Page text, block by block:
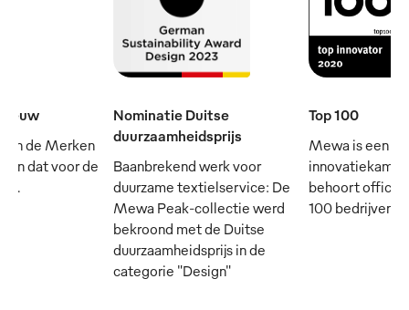
eeuw
de Merken
en dat voor de
rij.
Nominatie Duitse
duurzaamheidsprijs
Baanbrekend werk voor
duurzame textielservice: De
Mewa Peak-collectie werd
bekroond met de Duitse
duurzaamheidsprijs in de
categorie "Design"
Top 100
Mewa is een
behoort
100 bedrijven